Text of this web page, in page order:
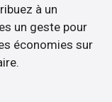
à un
un geste pour
économies sur